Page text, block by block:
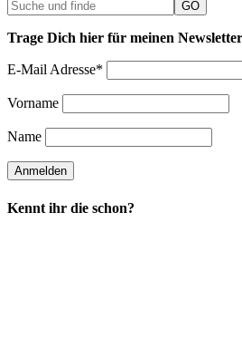
Trage Dich hier für meinen
E-Mail Adresse*
Vorname
Name
Kennt ihr die schon?